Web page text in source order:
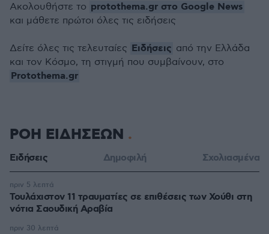
Ακολουθήστε το protothema.gr στο Google News
και μάθετε πρώτοι όλες τις ειδήσεις
Δείτε όλες τις τελευταίες Ειδήσεις από την Ελλάδα
και τον Κόσμο, τη στιγμή που συμβαίνουν, στο
Protothema.gr
ΡΟΗ ΕΙΔΗΣΕΩΝ
Ειδήσεις Δημοφιλή Σχολιασμένα
Τουλάχιστον 11 τραυματίες σε επιθέσεις των Χούθι στη
νότια Σαουδική Αραβία
πριν 5 λεπτά
πριν 30 λεπτά